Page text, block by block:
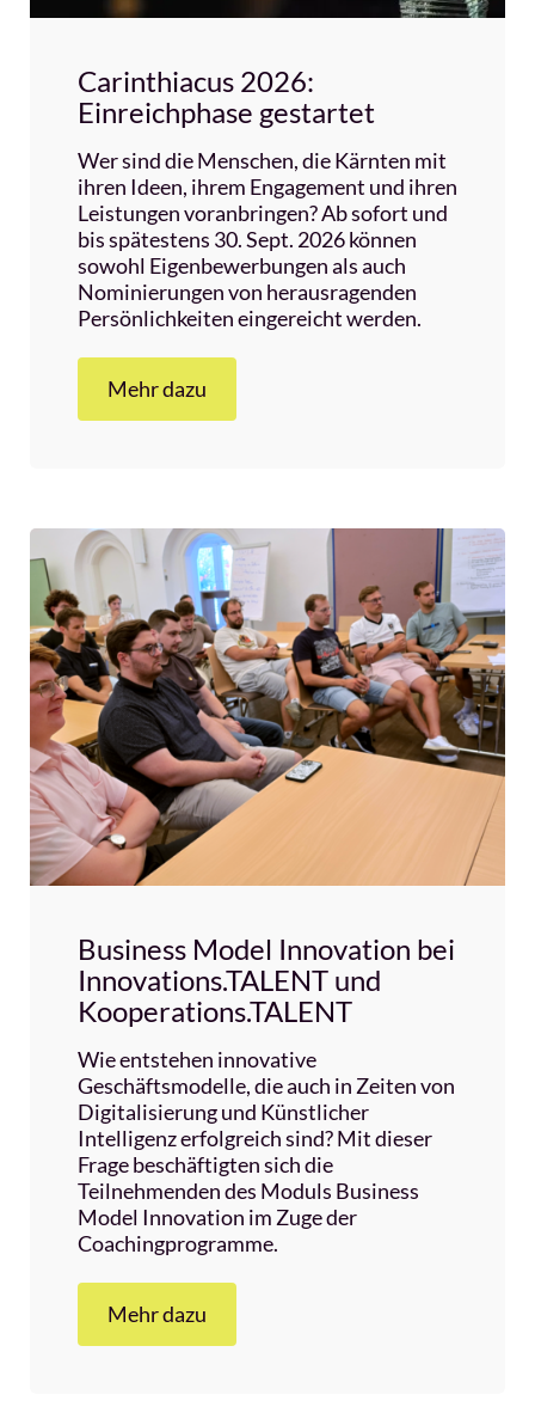
Carinthiacus 2026:
Einreichphase gestartet
Wer sind die Menschen, die Kärnten mit
ihren Ideen, ihrem Engagement und ihren
Leistungen voranbringen? Ab sofort und
bis spätestens 30. Sept. 2026 können
sowohl Eigenbewerbungen als auch
Nominierungen von herausragenden
Persönlichkeiten eingereicht werden.
Mehr dazu
Business Model Innovation bei
Innovations.TALENT und
Kooperations.TALENT
Wie entstehen innovative
Geschäftsmodelle, die auch in Zeiten von
Digitalisierung und Künstlicher
Intelligenz erfolgreich sind? Mit dieser
Frage beschäftigten sich die
Teilnehmenden des Moduls Business
Model Innovation im Zuge der
Coachingprogramme.
Mehr dazu